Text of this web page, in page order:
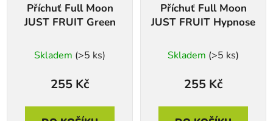
Příchuť Full Moon
JUST FRUIT Green
Skladem (>5 ks)
255 Kč
Příchuť Full Moon
JUST FRUIT Hypnose
Skladem (>5 ks)
255 Kč